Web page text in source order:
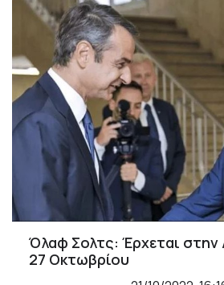
Όλαφ Σολτς: Έρχεται στην
27 Οκτωβρίου